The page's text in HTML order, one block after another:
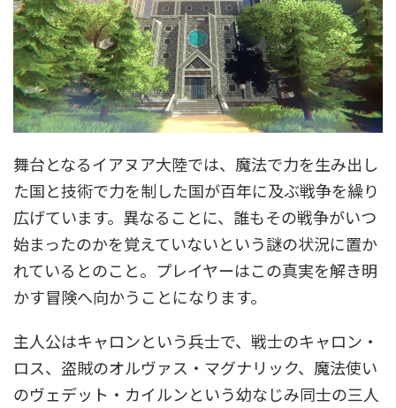
舞台となるイアヌア大陸では、魔法で力を生み出し
た国と技術で力を制した国が百年に及ぶ戦争を繰り
広げています。異なることに、誰もその戦争がいつ
始まったのかを覚えていないという謎の状況に置か
れているとのこと。プレイヤーはこの真実を解き明
かす冒険へ向かうことになります。
主人公はキャロンという兵士で、戦士のキャロン・
ロス、盗賊のオルヴァス・マグナリック、魔法使い
のヴェデット・カイルンという幼なじみ同士の三人